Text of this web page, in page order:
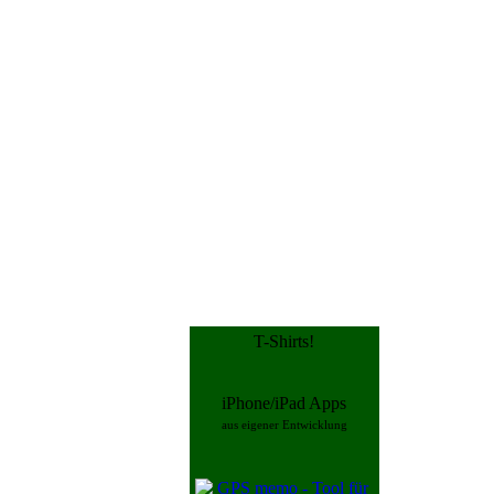
T-Shirts!
iPhone/iPad Apps
aus eigener Entwicklung